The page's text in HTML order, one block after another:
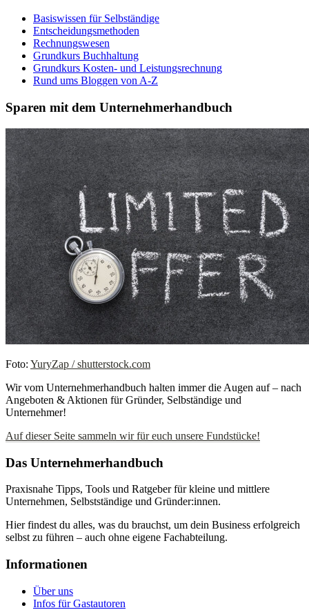
Basiswissen für Selbständige
Entscheidungsmethoden
Rechnungswesen
Grundkurs Buchhaltung
Grundkurs Kosten- und Leistungsrechnung
Rund ums Bloggen von A-Z
Sparen mit dem Unternehmerhandbuch
Foto: YuryZap / shutterstock.com
Wir vom Unternehmerhandbuch halten immer die Augen auf – nach
Angeboten & Aktionen für Gründer, Selbständige und
Unternehmer!
Auf dieser Seite sammeln wir für euch unsere Fundstücke!
Das Unternehmerhandbuch
Praxisnahe Tipps, Tools und Ratgeber für kleine und mittlere
Unternehmen, Selbstständige und Gründer:innen.
Hier findest du alles, was du brauchst, um dein Business erfolgreich
selbst zu führen – auch ohne eigene Fachabteilung.
Informationen
Über uns
Infos für Gastautoren